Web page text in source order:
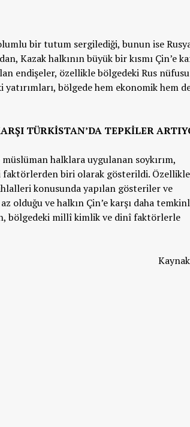
bir tutum sergilediği, bunun ise
Kazak halkının büyük bir kısmı Çin’e
endişeler, özellikle bölgedeki Rus
bölgede hem ekonomik hem
TÜRKİSTAN’DA TEPKİLER
halklara uygulanan soykırım,
faktörlerden biri olarak gösterildi. Özellikle
konusunda yapılan gösteriler ve
olduğu ve halkın Çin’e karşı daha
bölgedeki millî kimlik ve dinî faktörlerle